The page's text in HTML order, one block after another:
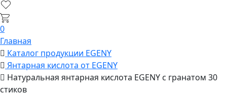
0
Главная
Каталог продукции EGENY
Янтарная кислота от EGENY
Натуральная янтарная кислота EGENY с гранатом 30
стиков